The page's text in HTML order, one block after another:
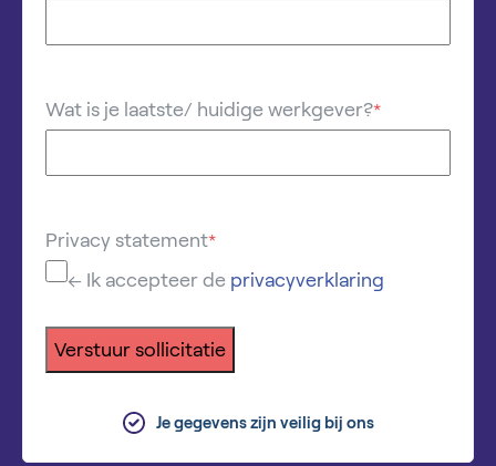
Wat is je laatste/ huidige werkgever?*
Privacy statement*
← Ik accepteer de privacyverklaring
Verstuur sollicitatie
Je gegevens zijn veilig bij ons